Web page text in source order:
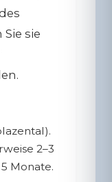
sie
2–3
Monate.